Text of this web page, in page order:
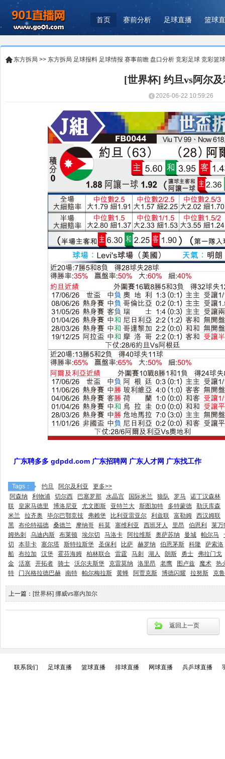
首页 赛前分析 足球直播 篮球
东方拆局 >> 东方拆局 足球报料 足球情报 赛事前瞻 盘口分析 竞彩足球 竞彩篮球
[世界杯] 约旦vs阿尔
2026-06-22 10:59:26
广东聘多多 gdpdd.com 广东招聘网 广东人才网 广东找工作
Tags： 约旦 阿尔及利亚
更多>>
阿森纳
利物浦 切尔西 巴塞罗那 水晶宫 国际米兰 狼队 罗马
诺丁汉森林
联
皇家马德里 博洛尼亚 尤文图斯 亚特兰大 斯图加特 多特蒙德
勒沃库森
米兰
拉齐奥 毕尔巴鄂竞技 弗赖堡 比利亚雷亚尔 利兹联 富勒姆
西汉姆联
黑
布伦特福德 桑德兰 摩纳哥 科莫 塞维利亚 西班牙人 里昂 伯恩利
莱万
姆热刺
乌迪内斯 布莱顿 埃尔切 马洛卡 阿拉维斯 奥萨苏纳 曼城 帕尔马
切
本菲卡 塞尔塔 斯特拉斯堡 圣保利 比萨 赫罗纳 伯恩茅斯 科隆
萨索洛
船
布拉加 汉堡 霍芬海姆 柏林联合 雷霆 马刺 湖人 朗斯 勇士
弗拉门戈
金
活塞 开拓者 骑士 沃尔夫斯堡 克雷莫纳 洛里昂 老鹰 图卢兹 魔术
热
特
门兴格拉德巴赫 南特 帕尔梅拉斯 黄蜂 阿贾克斯 博德闪耀 拉努斯 克
上一篇： [世界杯] 挪威vs塞内加尔
返回上一页
联系我们 足球直播 篮球直播 排球直播 网球直播 兵乒球直播